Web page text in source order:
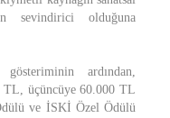
sevindirici olduğuna
ardından,
üçüncüye 60.000 TL
ve İSKİ Özel Ödülü